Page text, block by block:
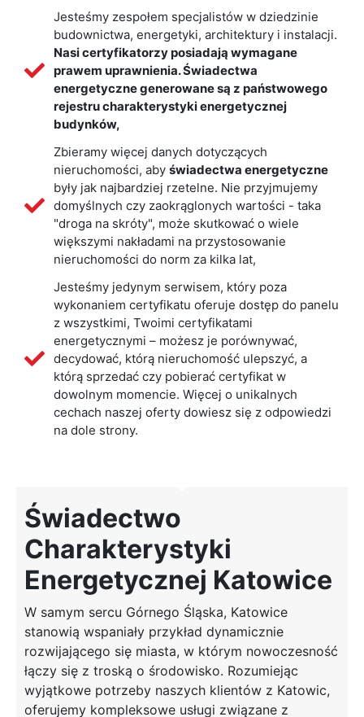
Jesteśmy zespołem specjalistów w dziedzinie
budownictwa, energetyki, architektury i instalacji.
Nasi certyfikatorzy posiadają wymagane
prawem uprawnienia. Świadectwa
energetyczne generowane są z państwowego
rejestru charakterystyki energetycznej
budynków,
Zbieramy więcej danych dotyczących
nieruchomości, abyświadectwa energetyczne
były jak najbardziej rzetelne. Nie przyjmujemy
domyślnych czy zaokrąglonych wartości - taka
"droga na skróty", może skutkować o wiele
większymi nakładami na przystosowanie
nieruchomości do norm za kilka lat,
Jesteśmy jedynym serwisem, który poza
wykonaniem certyfikatu oferuje dostęp do panelu
z wszystkimi, Twoimi certyfikatami
energetycznymi – możesz je porównywać,
decydować, którą nieruchomość ulepszyć, a
którą sprzedać czy pobierać certyfikat w
dowolnym momencie. Więcej o unikalnych
cechach naszej oferty dowiesz się z odpowiedzi
na dole strony.
Świadectwo
Charakterystyki
Energetycznej Katowice
W samym sercu Górnego Śląska, Katowice
stanowią wspaniały przykład dynamicznie
rozwijającego się miasta, w którym nowoczesność
łączy się z troską o środowisko. Rozumiejąc
wyjątkowe potrzeby naszych klientów z Katowic,
oferujemy kompleksowe usługi związane z